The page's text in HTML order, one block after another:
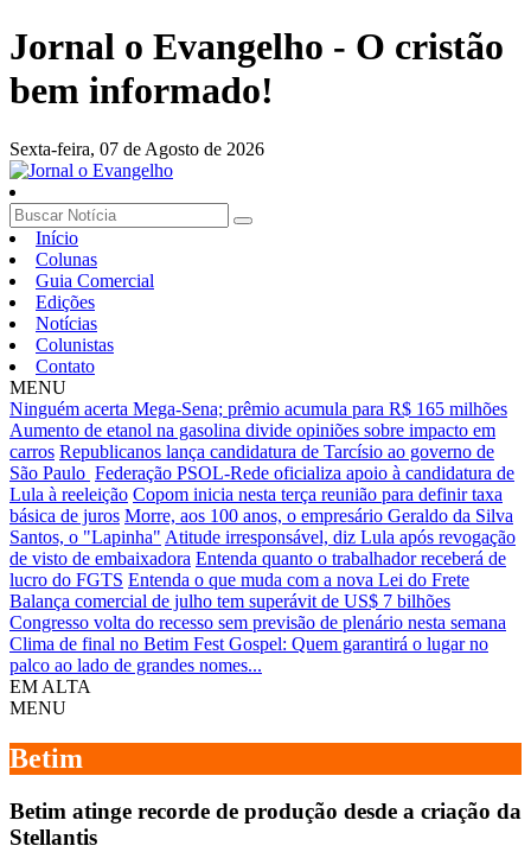
Jornal o Evangelho - O cristão
bem informado!
Sexta-feira, 07 de Agosto de 2026
Início
Colunas
Guia Comercial
Edições
Notícias
Colunistas
Contato
MENU
Ninguém acerta Mega-Sena; prêmio acumula para R$ 165 milhões
Aumento de etanol na gasolina divide opiniões sobre impacto em
carros Republicanos lança candidatura de Tarcísio ao governo de
São Paulo Federação PSOL-Rede oficializa apoio à candidatura de
Lula à reeleição Copom inicia nesta terça reunião para definir taxa
básica de juros Morre, aos 100 anos, o empresário Geraldo da Silva
Santos, o "Lapinha" Atitude irresponsável, diz Lula após revogação
de visto de embaixadora Entenda quanto o trabalhador receberá de
lucro do FGTS Entenda o que muda com a nova Lei do Frete
Balança comercial de julho tem superávit de US$ 7 bilhões
Congresso volta do recesso sem previsão de plenário nesta semana
Clima de final no Betim Fest Gospel: Quem garantirá o lugar no
palco ao lado de grandes nomes...
EM ALTA
MENU
Betim
Betim atinge recorde de produção desde a criação da
Stellantis